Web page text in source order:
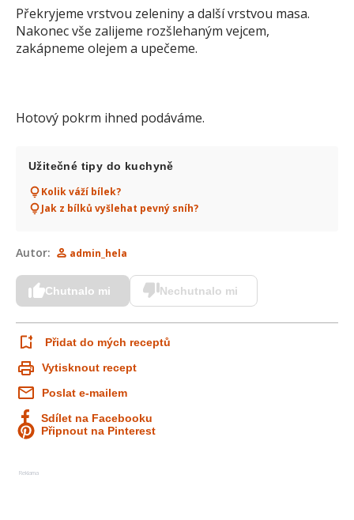
Překryjeme vrstvou zeleniny a další vrstvou masa.
Nakonec vše zalijeme rozšlehaným vejcem,
zakápneme olejem a upečeme.
Hotový pokrm ihned podáváme.
Užitečné tipy do kuchyně
Kolik váží bílek?
Jak z bílků vyšlehat pevný sníh?
Autor: admin_hela
Chutnalo mi Nechutnalo mi
Přidat do mých receptů
Vytisknout recept
Poslat e-mailem
Sdílet na Facebooku
Připnout na Pinterest
Reklama